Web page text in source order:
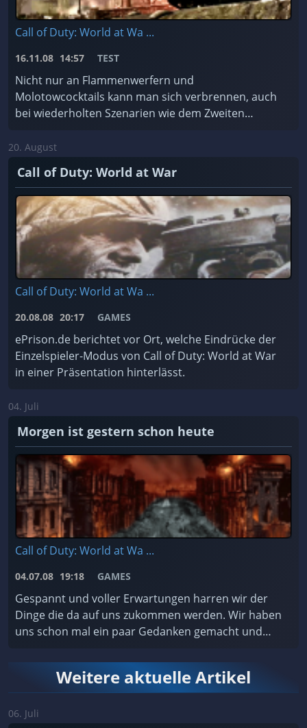
Call of Duty: World at Wa ...
16.11.08 14:57 TEST
Nicht nur an Flammenwerfern und
Molotowcocktails kann man sich verbrennen, auch
bei wiederholten Szenarien wie dem Zweiten
20. August
Call of Duty: World at War
Call of Duty: World at Wa ...
20.08.08 20:17 GAMES
ePrison.de berichtet vor Ort, welche Eindrücke der
Einzelspieler-Modus von Call of Duty: World at War
in einer Präsentation hinterlässt.
04. Juli
Morgen ist gestern schon heute
Call of Duty: World at Wa ...
04.07.08 19:18 GAMES
Gespannt und voller Erwartungen harren wir der
Dinge die da auf uns zukommen werden. Wir haben
uns schon mal ein paar Gedanken gemacht und
Weitere aktuelle Artikel
06. Juli